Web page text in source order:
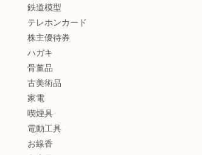
鉄道模型
テレホンカード
株主優待券
ハガキ
骨董品
古美術品
家電
喫煙具
電動工具
お線香